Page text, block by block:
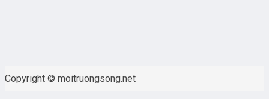
Copyright © moitruongsong.net